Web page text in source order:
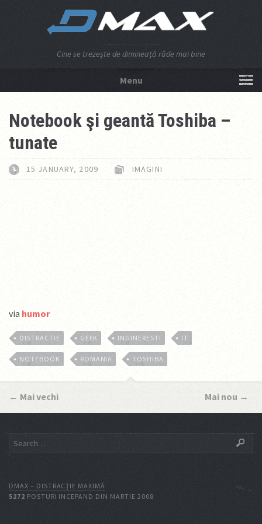
Cine se trezeşte de dimineaţă râde mai bine
Menu
Notebook şi geantă Toshiba –
tunate
15 JANUARY, 2009 IMAGINI
via humor
DISTRACTIE GEEK INGINERESTI IT
NOTEBOOK ROMANIA TOSHIBA
← Mai vechi Mai nou →
DMAX – DISTRACŢIE MAXIMĂ
5272 POSTURI INCEPAND DIN MARTIE 2008